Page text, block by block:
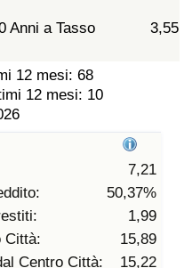
Anni a Tasso
3,55
12 mesi: 68
12 mesi: 10
7,21
50,37%
1,99
Città:
15,89
Centro Città:
15,22
per